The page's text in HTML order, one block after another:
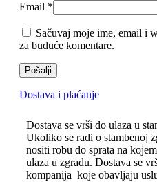
Email *
Sačuvaj moje ime, email i
za buduće komentare.
Dostava i plaćanje
Dostava se vrši do ulaza u
Ukoliko se radi o stambenoj
nositi robu do sprata na
ulaza u zgradu. Dostava se
kompanija koje obavljaju